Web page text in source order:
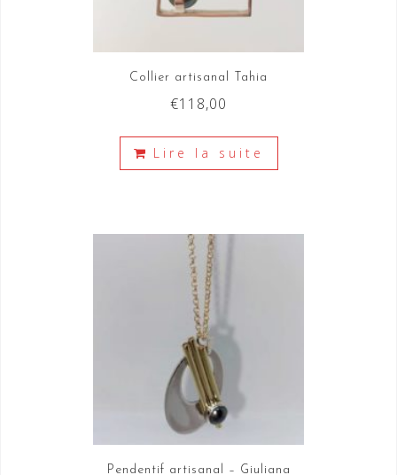
Collier artisanal Tahia
€118,00
Lire la suite
Pendentif artisanal – Giuliana